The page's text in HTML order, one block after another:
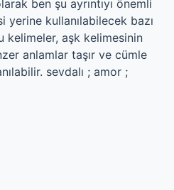
ben şu ayrıntıyı önemli
yerine kullanılabilecek bazı
kelimeler, aşk kelimesinin
anlamlar taşır ve cümle
sevdalı ; amor ;